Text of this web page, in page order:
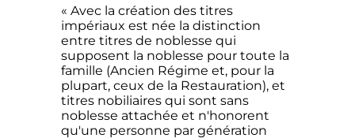
« Avec la création des titres
impériaux est née la distinction
entre titres de noblesse qui
supposent la noblesse pour toute la
famille (Ancien Régime et, pour la
plupart, ceux de la Restauration), et
titres nobiliaires qui sont sans
noblesse attachée et n'honorent
qu'une personne par génération